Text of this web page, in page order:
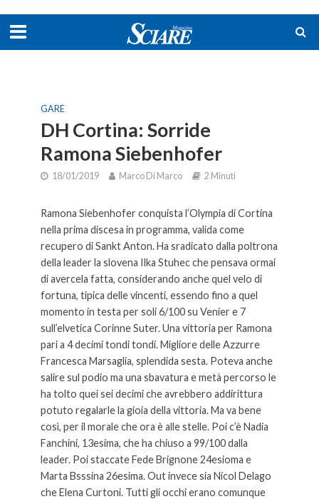
GARE
DH Cortina: Sorride
Ramona Siebenhofer
18/01/2019 Marco Di Marco 2 Minuti
Ramona Siebenhofer conquista l’Olympia di Cortina
nella prima discesa in programma, valida come
recupero di Sankt Anton. Ha sradicato dalla poltrona
della leader la slovena Ilka Stuhec che pensava ormai
di avercela fatta, considerando anche quel velo di
fortuna, tipica delle vincenti, essendo fino a quel
momento in testa per soli 6/100 su Venier e 7
sull’elvetica Corinne Suter. Una vittoria per Ramona
pari a 4 decimi tondi tondi. Migliore delle Azzurre
Francesca Marsaglia, splendida sesta. Poteva anche
salire sul podio ma una sbavatura e metà percorso le
ha tolto quei sei decimi che avrebbero addirittura
potuto regalarle la gioia della vittoria. Ma va bene
così, per il morale che ora è alle stelle. Poi c’è Nadia
Fanchini, 13esima, che ha chiuso a 99/100 dalla
leader. Poi staccate Fede Brignone 24esioma e
Marta Bsssina 26esima. Out invece sia Nicol Delago
che Elena Curtoni. Tutti gli occhi erano comunque